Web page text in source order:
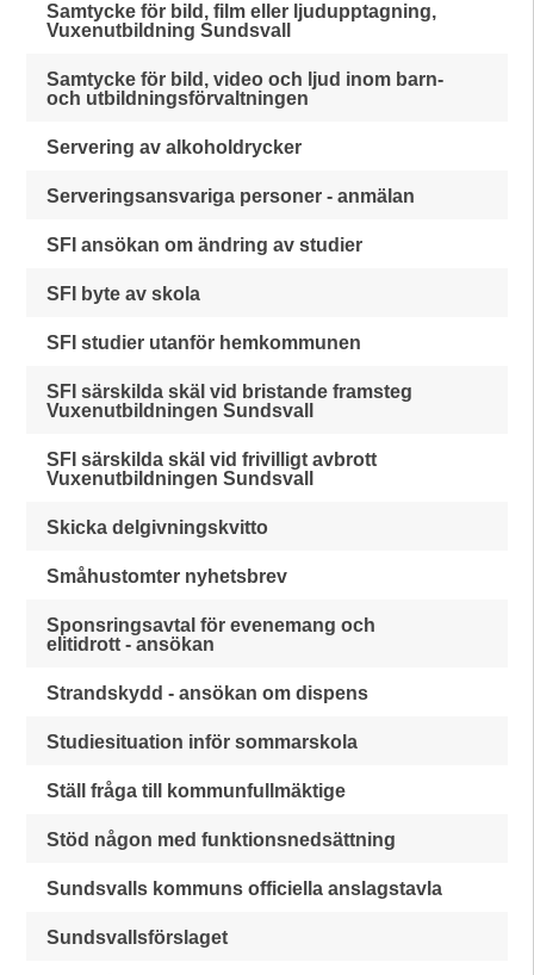
Samtycke för bild, film eller ljudupptagning,
Vuxenutbildning Sundsvall
Samtycke för bild, video och ljud inom barn-
och utbildningsförvaltningen
Servering av alkoholdrycker
Serveringsansvariga personer - anmälan
SFI ansökan om ändring av studier
SFI byte av skola
SFI studier utanför hemkommunen
SFI särskilda skäl vid bristande framsteg
Vuxenutbildningen Sundsvall
SFI särskilda skäl vid frivilligt avbrott
Vuxenutbildningen Sundsvall
Skicka delgivningskvitto
Småhustomter nyhetsbrev
Sponsringsavtal för evenemang och
elitidrott - ansökan
Strandskydd - ansökan om dispens
Studiesituation inför sommarskola
Ställ fråga till kommunfullmäktige
Stöd någon med funktionsnedsättning
Sundsvalls kommuns officiella anslagstavla
Sundsvallsförslaget